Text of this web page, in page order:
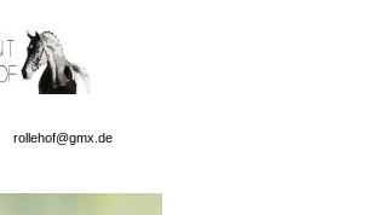
rollehof@gmx.de